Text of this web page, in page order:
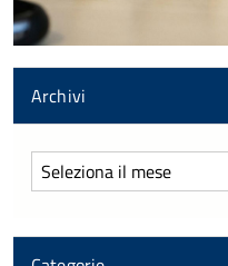
Archivi
Archivi